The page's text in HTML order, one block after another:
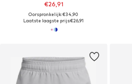
€26,91
Oorspronkelijk: €34,90
Laatste laagste prijs:€26,91